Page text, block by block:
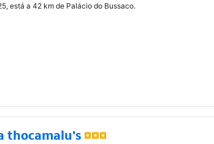
está a 42 km de Palácio do Bussaco.
thocamalu's